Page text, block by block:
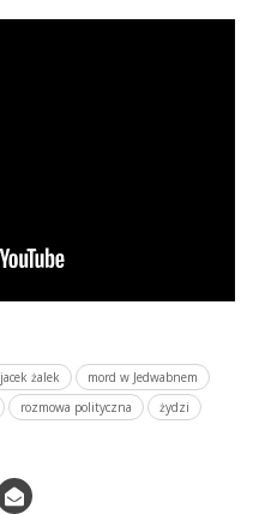
jacek żalek
mord w Jedwabnem
rozmowa polityczna żydzi